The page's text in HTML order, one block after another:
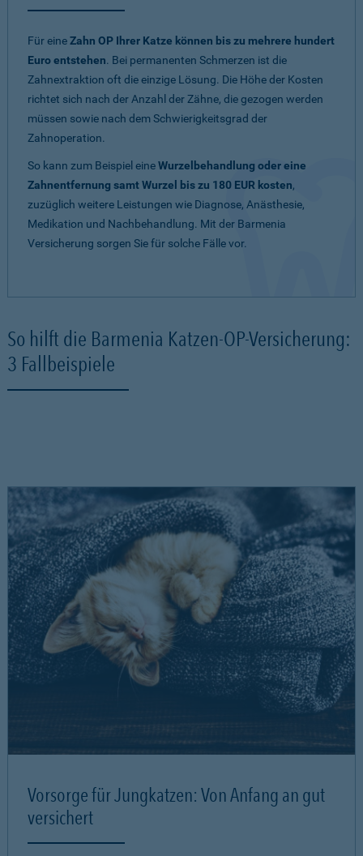
Für eineZahn OP Ihrer Katze können bis zu mehrere hundert
Euro entstehen. Bei permanenten Schmerzen ist die
Zahnextraktion oft die einzige Lösung. Die Höhe der Kosten
richtet sich nach der Anzahl der Zähne, die gezogen werden
müssen sowie nach dem Schwierigkeitsgrad der
Zahnoperation.
So kann zum Beispiel eineWurzelbehandlung oder eine
Zahnentfernung samt Wurzel bis zu 180 EUR kosten,
zuzüglich weitere Leistungen wie Diagnose, Anästhesie,
Medikation und Nachbehandlung. Mit der Barmenia
Versicherung sorgen Sie für solche Fälle vor.
So hilft die Barmenia Katzen-OP-Versicherung:
3 Fallbeispiele
Vorsorge für Jungkatzen: Von Anfang an gut
versichert